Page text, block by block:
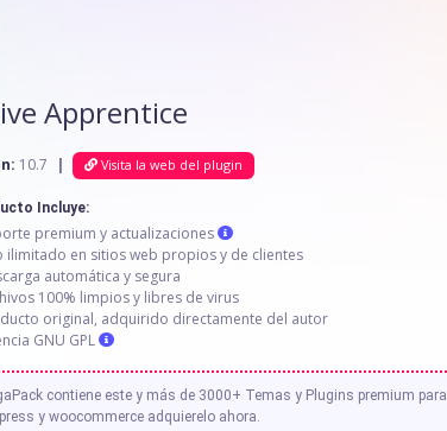
Apprentice
10.7 | Visita la web del plugin
Incluye:
premium y actualizaciones
ilimitado en sitios web propios y de clientes
automática y segura
100% limpios y libres de virus
original, adquirido directamente del autor
GNU GPL
contiene este y más de 3000+ Temas y Plugins premium para
y woocommerce adquierelo ahora.